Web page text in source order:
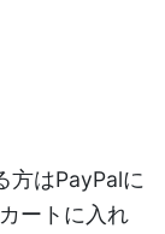
方はPayPalに
ートに入れ